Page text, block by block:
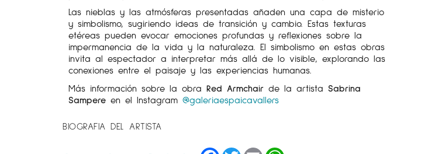
Las nieblas y las atmósferas presentadas añaden una capa de misterio
y simbolismo, sugiriendo ideas de transición y cambio. Estas texturas
etéreas pueden evocar emociones profundas y reflexiones sobre la
impermanencia de la vida y la naturaleza. El simbolismo en estas obras
invita al espectador a interpretar más allá de lo visible, explorando las
conexiones entre el paisaje y las experiencias humanas.
Más información sobre la obraRed Armchair de la artistaSabrina
Sampere en el Instagram@galeriaespaicavallers
BIOGRAFIA DEL ARTISTA